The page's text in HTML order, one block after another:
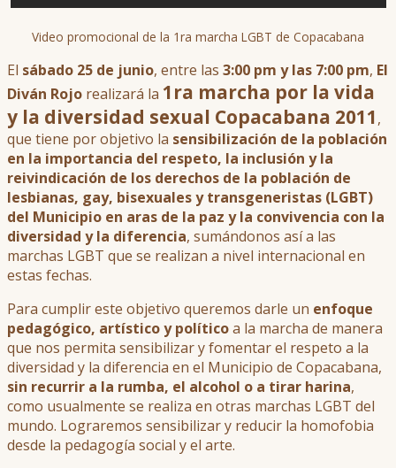
Video promocional de la 1ra marcha LGBT de Copacabana
El sábado 25 de junio, entre las 3:00 pm y las 7:00 pm, El
Diván Rojo realizará la 1ra marcha por la vida
y la diversidad sexual Copacabana 2011,
que tiene por objetivo la sensibilización de la población
en la importancia del respeto, la inclusión y la
reivindicación de los derechos de la población de
lesbianas, gay, bisexuales y transgeneristas (LGBT)
del Municipio en aras de la paz y la convivencia con la
diversidad y la diferencia, sumándonos así a las
marchas LGBT que se realizan a nivel internacional en
estas fechas.
Para cumplir este objetivo queremos darle un enfoque
pedagógico, artístico y políticoa la marcha de manera
que nos permita sensibilizar y fomentar el respeto a la
diversidad y la diferencia en el Municipio de Copacabana,
sin recurrir a la rumba, el alcohol o a tirar harina,
como usualmente se realiza en otras marchas LGBT del
mundo. Lograremos sensibilizar y reducir la homofobia
desde la pedagogía social y el arte.